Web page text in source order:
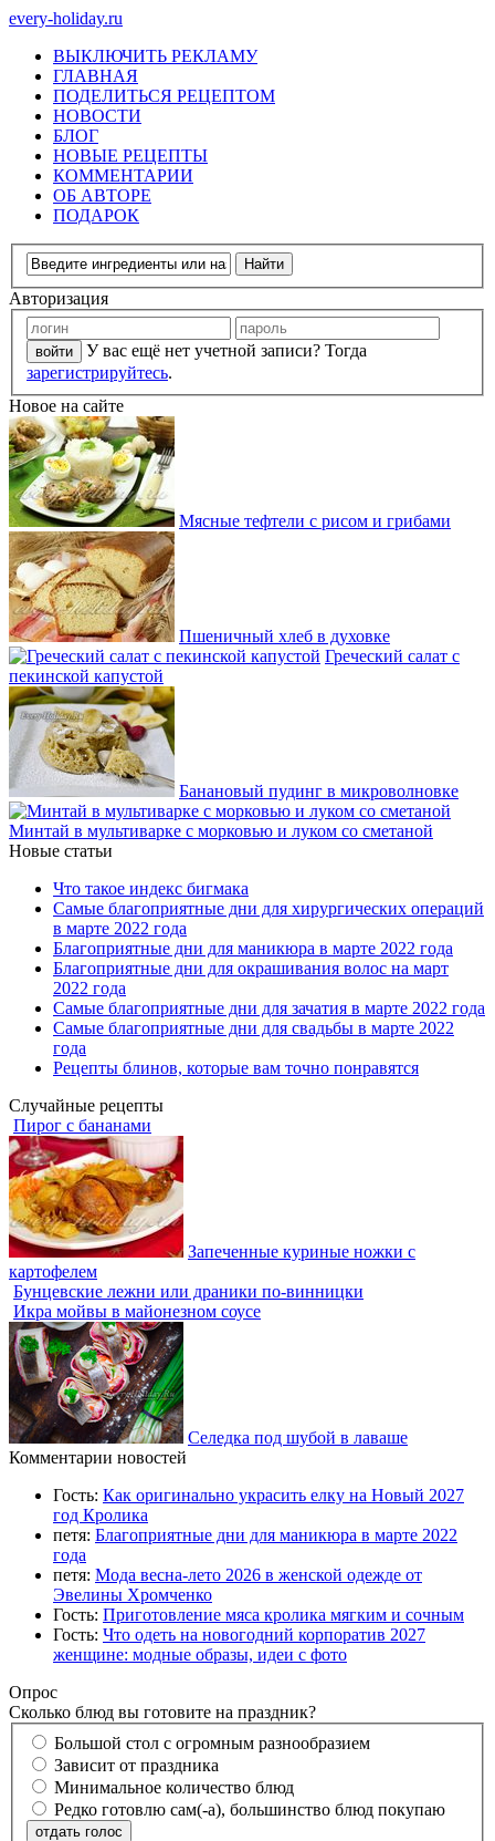
every-holiday.ru
ВЫКЛЮЧИТЬ РЕКЛАМУ
ГЛАВНАЯ
ПОДЕЛИТЬСЯ РЕЦЕПТОМ
НОВОСТИ
БЛОГ
НОВЫЕ РЕЦЕПТЫ
КОММЕНТАРИИ
ОБ АВТОРЕ
ПОДАРОК
Авторизация
У вас ещё нет учетной записи? Тогда
зарегистрируйтесь.
Новое на сайте
Мясные тефтели с рисом и грибами
Пшеничный хлеб в духовке
Греческий салат с
пекинской капустой
Банановый пудинг в микроволновке
Минтай в мультиварке с морковью и луком со сметаной
Новые статьи
Что такое индекс бигмака
Самые благоприятные дни для хирургических операций
в марте 2022 года
Благоприятные дни для маникюра в марте 2022 года
Благоприятные дни для окрашивания волос на март
2022 года
Самые благоприятные дни для зачатия в марте 2022 года
Самые благоприятные дни для свадьбы в марте 2022
года
Рецепты блинов, которые вам точно понравятся
Случайные рецепты
Пирог с бананами
Запеченные куриные ножки с
картофелем
Бунцевские лежни или драники по-винницки
Икра мойвы в майонезном соусе
Селедка под шубой в лаваше
Комментарии новостей
Гость: Как оригинально украсить елку на Новый 2027
год Кролика
петя: Благоприятные дни для маникюра в марте 2022
года
петя: Мода весна-лето 2026 в женской одежде от
Эвелины Хромченко
Гость: Приготовление мяса кролика мягким и сочным
Гость: Что одеть на новогодний корпоратив 2027
женщине: модные образы, идеи с фото
Опрос
Сколько блюд вы готовите на праздник?
Большой стол с огромным разнообразием
Зависит от праздника
Минимальное количество блюд
Редко готовлю сам(-а), большинство блюд покупаю
отдать голос